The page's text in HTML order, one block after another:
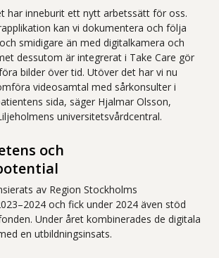
har inneburit ett nytt arbetssätt för oss.
kan vi dokumentera och följa
smidigare än med digitalkamera och
dessutom är integrerat i Take Care gör
bilder över tid. Utöver det har vi nu
videosamtal med sårkonsulter i
sida, säger Hjalmar Olsson,
universitetsvårdcentral.
och
av Region Stockholms
och fick under 2024 även stöd
Under året kombinerades de digitala
en utbildningsinsats.